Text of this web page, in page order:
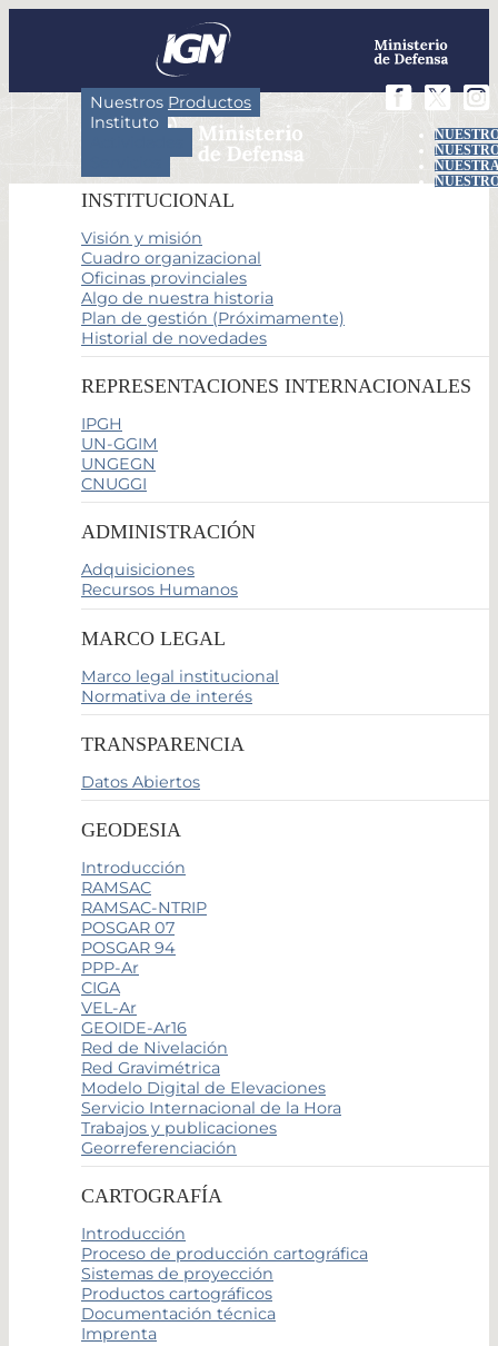
Nuestros Productos
Instituto
INSTITUCIONAL
Visión y misión
Cuadro organizacional
Oficinas provinciales
Algo de nuestra historia
Plan de gestión (Próximamente)
Historial de novedades
REPRESENTACIONES INTERNACIONALES
IPGH
UN-GGIM
UNGEGN
CNUGGI
ADMINISTRACIÓN
Adquisiciones
Recursos Humanos
MARCO LEGAL
Marco legal institucional
Normativa de interés
TRANSPARENCIA
Datos Abiertos
GEODESIA
Introducción
RAMSAC
RAMSAC-NTRIP
POSGAR 07
POSGAR 94
PPP-Ar
CIGA
VEL-Ar
GEOIDE-Ar16
Red de Nivelación
Red Gravimétrica
Modelo Digital de Elevaciones
Servicio Internacional de la Hora
Trabajos y publicaciones
Georreferenciación
CARTOGRAFÍA
Introducción
Proceso de producción cartográfica
Sistemas de proyección
Productos cartográficos
Documentación técnica
Imprenta